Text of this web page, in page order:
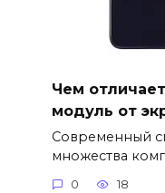
Чем
модуль от
Современный
множества
0 18